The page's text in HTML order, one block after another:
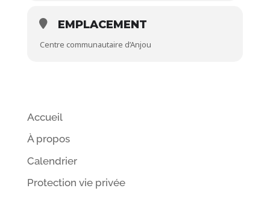
EMPLACEMENT
Centre communautaire d’Anjou
Accueil
À propos
Calendrier
Protection vie privée